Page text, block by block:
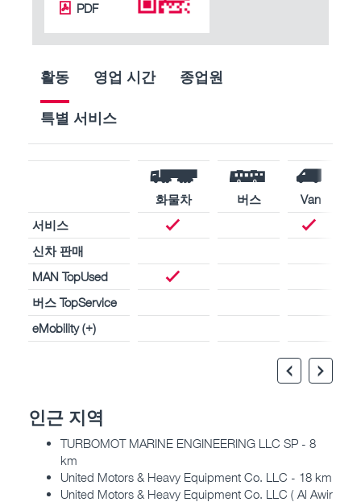
PDF
활동 영업 시간 종업원
특별 서비스
화물차 버스
Van
서비스
신차 판매
MAN TopUsed
버스 TopService
eMobility (+)
인근 지역
TURBOMOT MARINE ENGINEERING LLC SP - 8
km
United Motors & Heavy Equipment Co. LLC - 18 km
United Motors & Heavy Equipment Co. LLC ( Al Awir